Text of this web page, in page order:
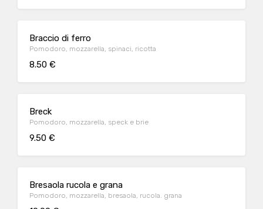
Braccio di ferro
Pomodoro, mozzarella, spinaci, ricotta
8.50 €
Breck
Pomodoro, mozzarella, speck e brie
9.50 €
Bresaola rucola e grana
Pomodoro, mozzarella, bresaola, rucola. grana